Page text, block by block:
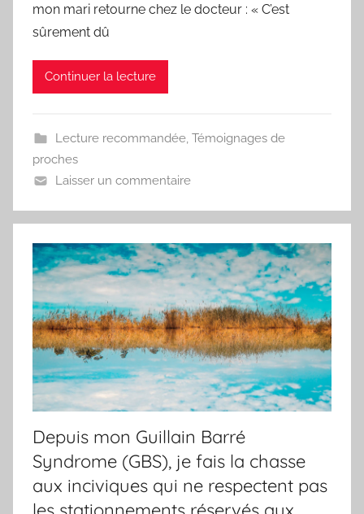
mon mari retourne chez le docteur : « C’est
sûrement dû
Continuer la lecture
Lecture recommandée, Témoignages de
proches
Laisser un commentaire
Depuis mon Guillain Barré
Syndrome (GBS), je fais la chasse
aux inciviques qui ne respectent pas